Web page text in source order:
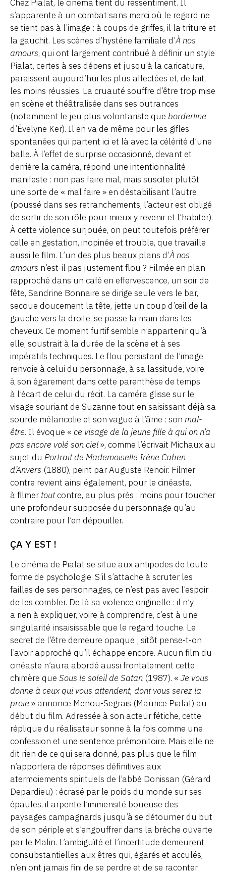
Chez Pialat, le cinéma tient du ressentiment. Il
s’apparente à un combat sans merci où le regard ne
se tient pas à l’image : à coups de griffes, il la triture et
la gauchit. Les scènes d’hystérie familiale d’À nos
amours, qui ont largement contribué à définir un style
Pialat, certes à ses dépens et jusqu’à la caricature,
paraissent aujourd’hui les plus affectées et, de fait,
les moins réussies. La cruauté souffre d’être trop mise
en scène et théâtralisée dans ses outrances
(notamment le jeu plus volontariste que borderline
d’Évelyne Ker). Il en va de même pour les gifles
spontanées qui partent ici et là avec la célérité d’une
balle. À l’effet de surprise occasionné, devant et
derrière la caméra, répond une intentionnalité
manifeste : non pas faire mal, mais susciter plutôt
une sorte de « mal faire » en déstabilisant l’autre
(poussé dans ses retranchements, l’acteur est obligé
de sortir de son rôle pour mieux y revenir et l’habiter).
À cette violence surjouée, on peut toutefois préférer
celle en gestation, inopinée et trouble, que travaille
aussi le film. L’un des plus beaux plans d’À nos
amours n’est-il pas justement flou ? Filmée en plan
rapproché dans un café en effervescence, un soir de
fête, Sandrine Bonnaire se dirige seule vers le bar,
secoue doucement la tête, jette un coup d’œil de la
gauche vers la droite, se passe la main dans les
cheveux. Ce moment furtif semble n’appartenir qu’à
elle, soustrait à la durée de la scène et à ses
impératifs techniques. Le flou persistant de l’image
renvoie à celui du personnage, à sa lassitude, voire
à son égarement dans cette parenthèse de temps
à l’écart de celui du récit. La caméra glisse sur le
visage souriant de Suzanne tout en saisissant déjà sa
sourde mélancolie et son vague à l’âme : son mal-
être. Il évoque « ce visage de la jeune fille à qui on n’a
pas encore volé son ciel», comme l’écrivait Michaux au
sujet du Portrait de Mademoiselle Irène Cahen
d’Anvers (1880), peint par Auguste Renoir. Filmer
contre revient ainsi également, pour le cinéaste,
à filmertoutcontre, au plus près : moins pour toucher
une profondeur supposée du personnage qu’au
contraire pour l’en dépouiller.
ÇA Y EST !
Le cinéma de Pialat se situe aux antipodes de toute
forme de psychologie. S’il s’attache à scruter les
failles de ses personnages, ce n’est pas avec l’espoir
de les combler. De là sa violence originelle : il n’y
a rien à expliquer, voire à comprendre, c’est à une
singularité insaisissable que le regard touche. Le
secret de l’être demeure opaque ; sitôt pense-t-on
l’avoir approché qu’il échappe encore. Aucun film du
cinéaste n’aura abordé aussi frontalement cette
chimère que Sous le soleil de Satan (1987). « Je vous
donne à ceux qui vous attendent, dont vous serez la
proie » annonce Menou-Segrais (Maurice Pialat) au
début du film. Adressée à son acteur fétiche, cette
réplique du réalisateur sonne à la fois comme une
confession et une sentence prémonitoire. Mais elle ne
dit rien de ce qui sera donné, pas plus que le film
n’apportera de réponses définitives aux
atermoiements spirituels de l’abbé Donissan (Gérard
Depardieu) : écrasé par le poids du monde sur ses
épaules, il arpente l’immensité boueuse des
paysages campagnards jusqu’à se détourner du but
de son périple et s’engouffrer dans la brèche ouverte
par le Malin. L’ambiguïté et l’incertitude demeurent
consubstantielles aux êtres qui, égarés et acculés,
n’en ont jamais fini de se perdre et de se raconter